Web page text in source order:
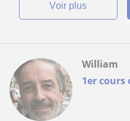
voir plus
1er cours
William